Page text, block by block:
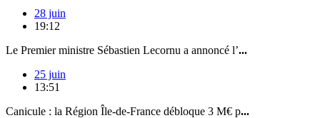
28 juin
19:12
Le Premier ministre Sébastien Lecornu a annoncé l’...
25 juin
13:51
Canicule : la Région Île-de-France débloque 3 M€ p...